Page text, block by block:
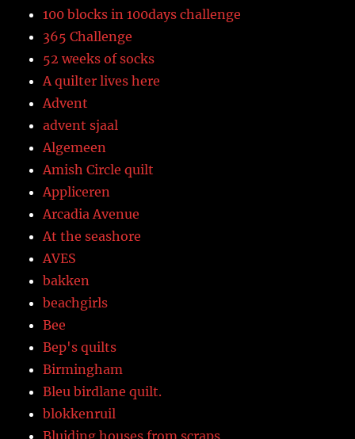
100 blocks in 100days challenge
365 Challenge
52 weeks of socks
A quilter lives here
Advent
advent sjaal
Algemeen
Amish Circle quilt
Appliceren
Arcadia Avenue
At the seashore
AVES
bakken
beachgirls
Bee
Bep's quilts
Birmingham
Bleu birdlane quilt.
blokkenruil